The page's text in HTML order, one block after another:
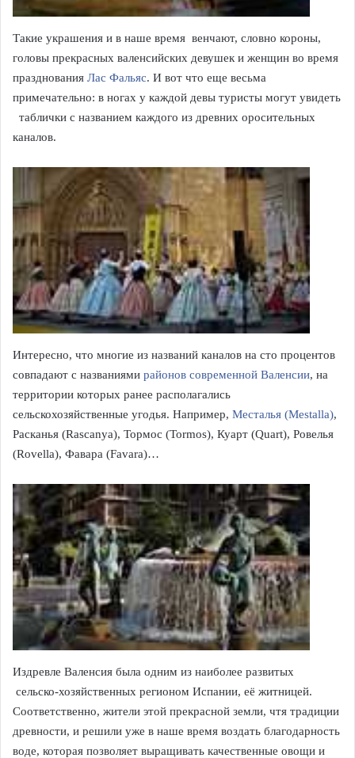
Такие украшения и в наше время венчают, словно короны,
головы прекрасных валенсийских девушек и женщин во время
празднования Лас Фальяс. И вот что еще весьма
примечательно: в ногах у каждой девы туристы могут увидеть
таблички с названием каждого из древних оросительных
каналов.
Интересно, что многие из названий каналов на сто процентов
совпадают с названиями районов современной Валенсии, на
территории которых ранее располагались
сельскохозяйственные угодья. Например, Месталья (Mestalla),
Расканья (Rascanya), Тормос (Tormos), Куарт (Quart), Ровелья
(Rovella), Фавара (Favara)…
Издревле Валенсия была одним из наиболее развитых
сельско-хозяйственных регионом Испании, её житницей.
Соответственно, жители этой прекрасной земли, чтя традиции
древности, и решили уже в наше время воздать благодарность
воде, которая позволяет выращивать качественные овощи и